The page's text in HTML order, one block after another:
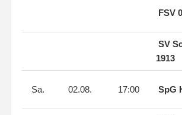
FSV
SV
1913
Sa. 02.08. 17:00 SpG